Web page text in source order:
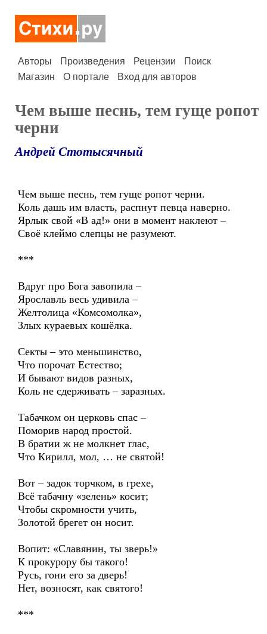
Авторы Произведения Рецензии
Поиск
Магазин
О портале Вход для авторов
Чем выше песнь, тем гуще ропот
черни
Андрей Стотысячный
Чем выше песнь, тем гуще ропот черни.
Коль дашь им власть, распнут певца наверно.
Ярлык свой «В ад!» они в момент наклеют –
Своё клеймо слепцы не разумеют.
***
Вдруг про Бога завопила –
Ярославль весь удивила –
Желтолица «Комсомолка»,
Злых кураевых кошёлка.
Секты – это меньшинство,
Что порочат Естество;
И бывают видов разных,
Коль не сдерживать – заразных.
Табачком он церковь спас –
Поморив народ простой.
В братии ж не молкнет глас,
Что Кирилл, мол, … не святой!
Вот – задок торчком, в грехе,
Всё табачну «зелень» косит;
Чтобы скромности учить,
Золотой брегет он носит.
Вопит: «Славянин, ты зверь!»
К прокурору бы такого!
Русь, гони его за дверь!
Нет, возносят, как святого!
***